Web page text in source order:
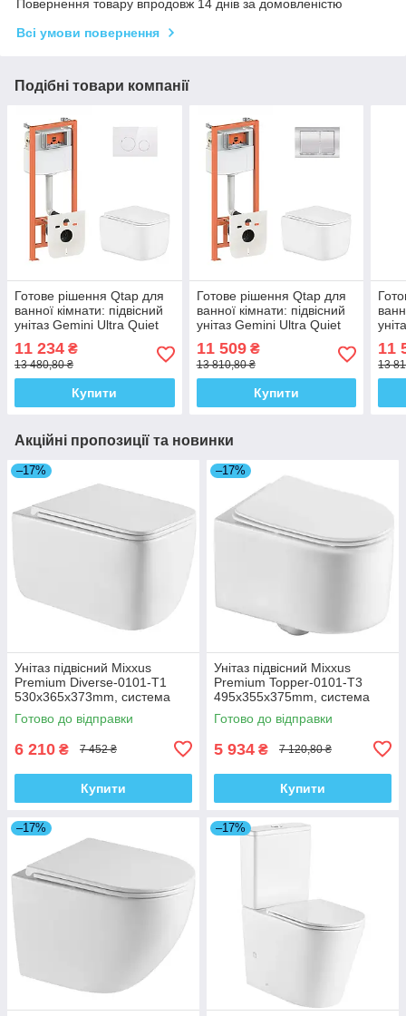
Повернення товару впродовж 14 днів за домовленістю
Всі умови повернення
Подібні товари компанії
Готове рішення Qtap для
ванної кімнати: підвісний
унітаз Gemini Ultra Quiet
інсталяції Nest 4 в 1
(кругла
11 234 ₴
13 480,80 ₴
Купити
Готове рішення Qtap для
ванної кімнати: підвісний
унітаз Gemini Ultra Quiet
інсталяції Nest 4 в 1
11 509₴
13 810,80 ₴
Купити
11
13
Акційні пропозиції та новинки
–17%
Унітаз підвісний Mixxus
Premium Diverse-0101-T1
530x365x373mm, система
змиву Tornado 1.0 (MP6477)
Готово до відправки
6 210 ₴ 7 452 ₴
Купити
–17%
Унітаз підвісний Mixxus
Premium Topper-0101-T3
495x355x375mm, система
змиву Tornado 1.0 (MP6476)
Готово до відправки
5 934 ₴ 7 120,80 ₴
Купити
–17% –17%